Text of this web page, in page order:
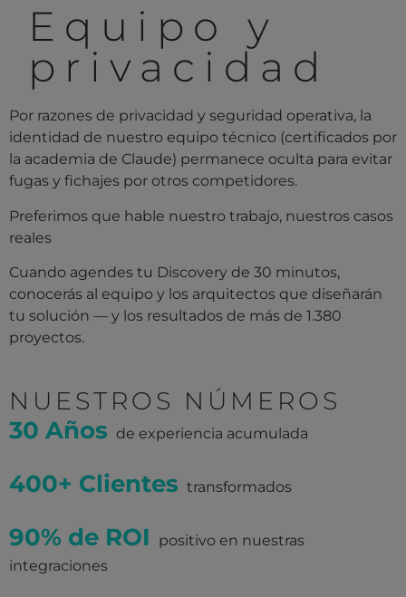
Equipo y
privacidad
Por razones de privacidad y seguridad operativa, la
identidad de nuestro equipo técnico (certificados por
la academia de Claude) permanece oculta para evitar
fugas y fichajes por otros competidores.
Preferimos que hable nuestro trabajo, nuestros casos
reales
Cuando agendes tu Discovery de 30 minutos,
conocerás al equipo y los arquitectos que diseñarán
tu solución — y los resultados de más de 1.380
proyectos.
NUESTROS NÚMEROS
30 Años de experiencia acumulada
400+ Clientes transformados
90% de ROI
positivo en nuestras
integraciones